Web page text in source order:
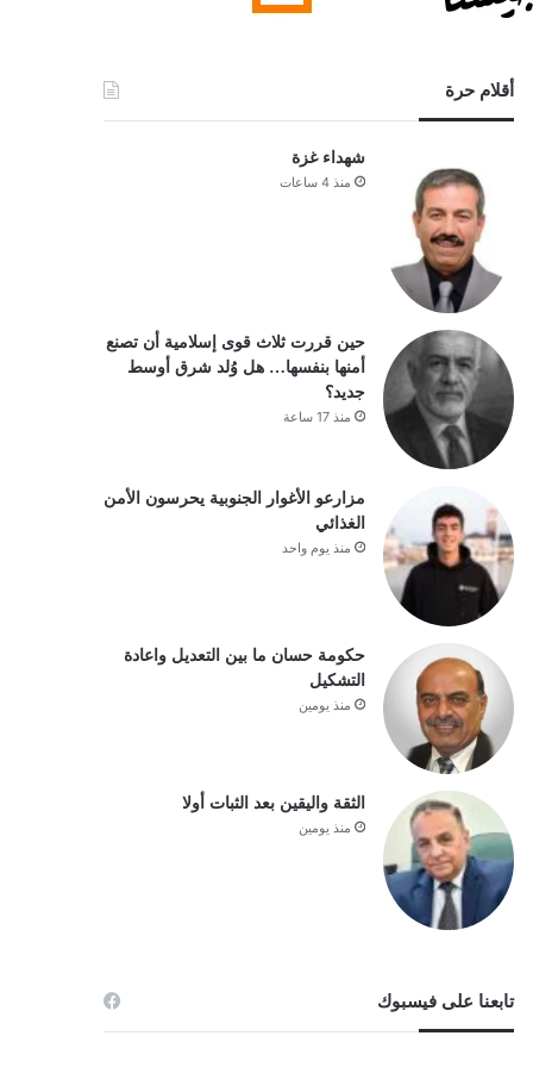
أقلام حرة
شهداء غزة
منذ 4 ساعات
حين قررت ثلاث قوى إسلامية أن تصنع
أمنها بنفسها… هل وُلد شرق أوسط
جديد؟
منذ 17 ساعة
مزارعو الأغوار الجنوبية يحرسون الأمن
الغذائي
منذ يوم واحد
حكومة حسان ما بين التعديل واعادة
التشكيل
منذ يومين
الثقة واليقين بعد الثبات أولا
منذ يومين
تابعنا على فيسبوك